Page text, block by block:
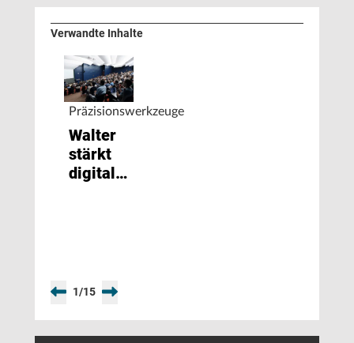
Verwandte Inhalte
Präzisionswerkzeuge
Walter
stärkt
digitales
1/15